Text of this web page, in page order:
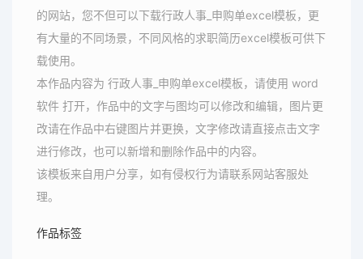
的网站，您不但可以下载行政人事_申购单excel模板，更
有大量的不同场景，不同风格的求职简历excel模板可供下
载使用。
本作品内容为 行政人事_申购单excel模板，请使用 word
软件 打开，作品中的文字与图均可以修改和编辑，图片更
改请在作品中右键图片并更换，文字修改请直接点击文字
进行修改，也可以新增和删除作品中的内容。
该模板来自用户分享，如有侵权行为请联系网站客服处
理。
作品标签